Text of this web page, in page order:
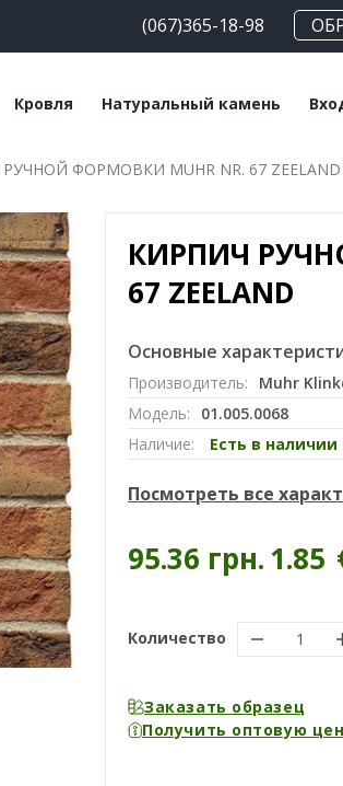
(067)365-18-98
кирпич
Кровля
Битумная черепица
Керамическая
черепица
Мансардные окна
Софиты
Натуральный камень
Сланец
Травертин
Мрамор
ФОРМОВКИ MUHR NR. 67 ZEELAND
КИРПИЧ
67 ZEELAND
Основные
Производитель:
Muhr
Модель:
01.005.0068
Наличие:
Есть в наличии
Посмотреть все
95.36 грн. 1.85
Количество
Заказать образец
Получить оптовую